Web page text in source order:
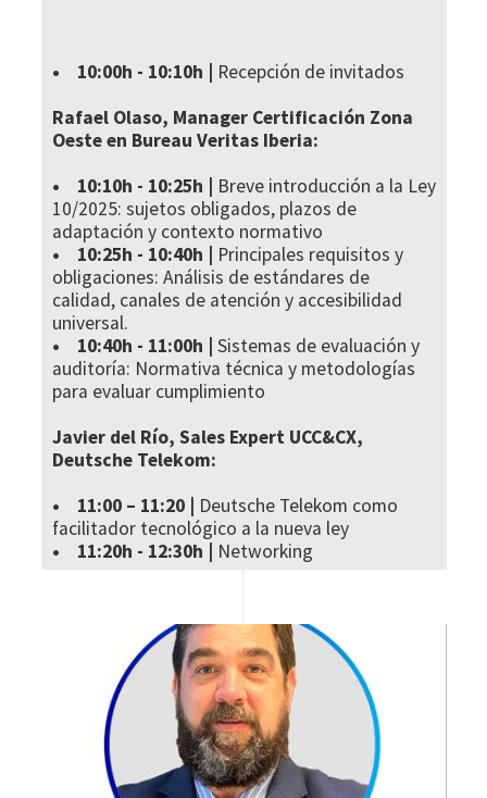
• 10:00h - 10:10h | Recepción de invitados
Rafael Olaso, Manager Certificación Zona
Oeste en Bureau Veritas Iberia:
• 10:10h - 10:25h | Breve introducción a la Ley
10/2025: sujetos obligados, plazos de
adaptación y contexto normativo
• 10:25h - 10:40h | Principales requisitos y
obligaciones: Análisis de estándares de
calidad, canales de atención y accesibilidad
universal.
• 10:40h - 11:00h | Sistemas de evaluación y
auditoría: Normativa técnica y metodologías
para evaluar cumplimiento
Javier del Río, Sales Expert UCC&CX,
Deutsche Telekom:
• 11:00 – 11:20 | Deutsche Telekom como
facilitador tecnológico a la nueva ley
• 11:20h - 12:30h | Networking